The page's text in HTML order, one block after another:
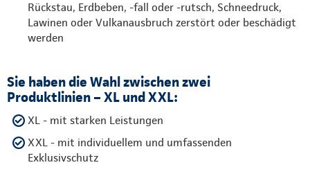
Rückstau, Erdbeben, -fall oder -rutsch, Schneedruck,
Lawinen oder Vulkanausbruch zerstört oder beschädigt
werden
Sie haben die Wahl zwischen zwei
Produktlinien – XL und XXL:
XL - mit starken Leistungen
XXL - mit individuellem und umfassenden
Exklusivschutz